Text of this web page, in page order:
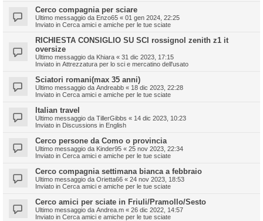
Cerco compagnia per sciare
Ultimo messaggio da Enzo65 « 01 gen 2024, 22:25
Inviato in Cerca amici e amiche per le tue sciate
RICHIESTA CONSIGLIO SU SCI rossignol zenith z1 it
oversize
Ultimo messaggio da Khiara « 31 dic 2023, 17:15
Inviato in Attrezzatura per lo sci e mercatino dell'usato
Sciatori romani(max 35 anni)
Ultimo messaggio da Andreabb « 18 dic 2023, 22:28
Inviato in Cerca amici e amiche per le tue sciate
Italian travel
Ultimo messaggio da TillerGibbs « 14 dic 2023, 10:23
Inviato in Discussions in English
Cerco persone da Como o provincia
Ultimo messaggio da Kinder95 « 25 nov 2023, 22:34
Inviato in Cerca amici e amiche per le tue sciate
Cerco compagnia settimana bianca a febbraio
Ultimo messaggio da Orietta66 « 24 nov 2023, 18:53
Inviato in Cerca amici e amiche per le tue sciate
Cerco amici per sciate in Friuli/Pramollo/Sesto
Ultimo messaggio da Andrea.m « 26 dic 2022, 14:57
Inviato in Cerca amici e amiche per le tue sciate